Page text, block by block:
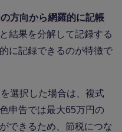
方向から網羅的に記帳
結果を分解して記録する
に記録できるのが特徴で
選択した場合は、複式
申告では最大65万円の
できるため、節税につな